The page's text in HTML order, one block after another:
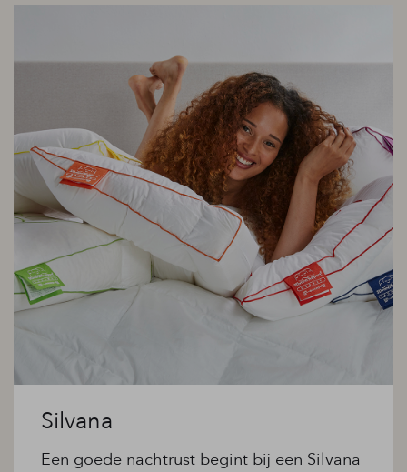
Silvana
Een goede nachtrust begint bij een Silvana